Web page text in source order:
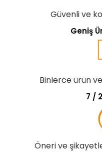
Güvenli ve
Geniş
Binlerce ürün
7 /
Öneri ve